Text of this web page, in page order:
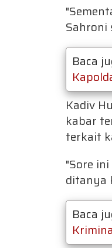
Sahroni
Baca
Kadiv
kabar
terkait
"Sore
ditanya
Baca